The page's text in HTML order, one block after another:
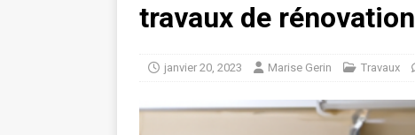
travaux de rénovation
janvier 20, 2023 Marise Gerin Travaux